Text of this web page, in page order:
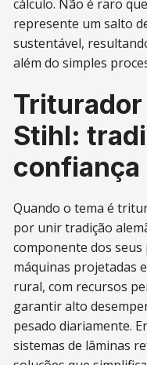
cálculo. Não é raro
represente um salto
sustentável,
além do simples
Stihl:
confiança
Quando o tema é
por unir tradição
componente dos
máquinas projetadas
rural, com recursos
garantir alto
pesado diariamente.
sistemas de lâminas